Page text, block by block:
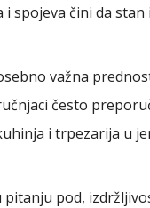
i spojeva čini da
važna
često
i trpezarija u
pitanju pod,